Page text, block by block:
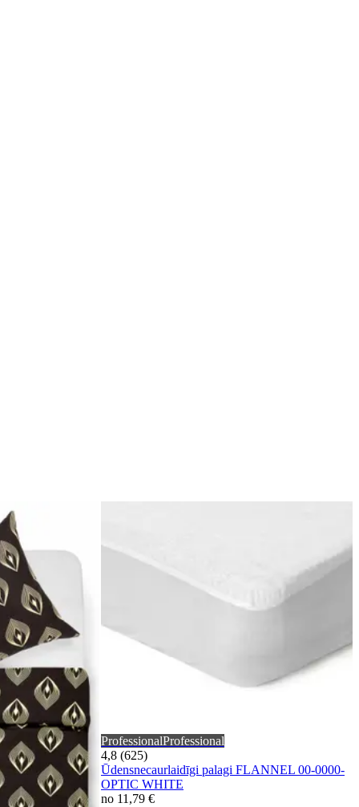
ProfessionalProfessional
4,8 (625)
Ūdensnecaurlaidīgi palagi FLANNEL 00-0000-
OPTIC WHITE
no 11,79 €